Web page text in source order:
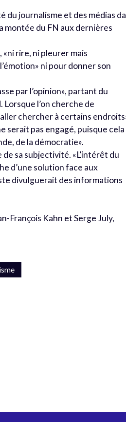
du journalisme et des médias
montée du FN aux dernières
«ni rire, ni pleurer mais
ni pour donner son
par l’opinion», partant du
l’on cherche de
chercher à certains
serait pas engagé, puisque cela
de la démocratie».
sa subjectivité. «L’intérêt du
d’une solution face aux
divulguerait des informations
François Kahn et Serge July,